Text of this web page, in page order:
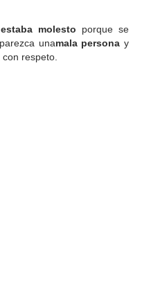
molesto porque se
unamala personay
respeto.